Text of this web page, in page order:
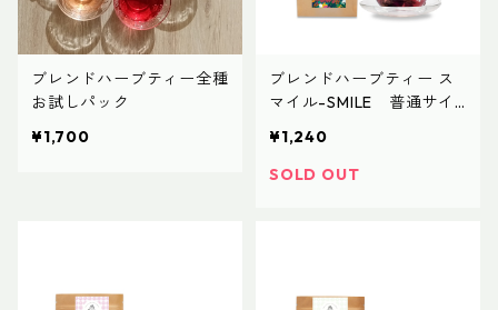
ブレンドハーブティー全種
お試しパック
¥1,700
ブレンドハーブティー ス
マイル-SMILE 普通サイ
¥1,240
SOLD OUT